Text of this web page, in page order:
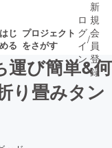
はじ
める
プロジェクト
をさがす
が近いプ
ロ
グ
イ
ン
/
新
規
会
員
登
録
運び簡単&何
り畳みタン